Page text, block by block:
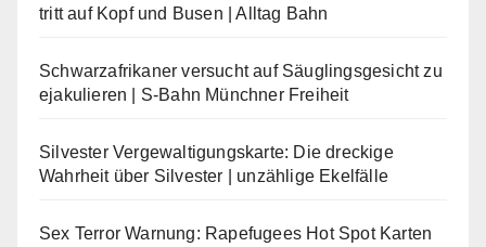
tritt auf Kopf und Busen | Alltag Bahn
Schwarzafrikaner versucht auf Säuglingsgesicht zu
ejakulieren | S-Bahn Münchner Freiheit
Silvester Vergewaltigungskarte: Die dreckige
Wahrheit über Silvester | unzählige Ekelfälle
Sex Terror Warnung: Rapefugees Hot Spot Karten